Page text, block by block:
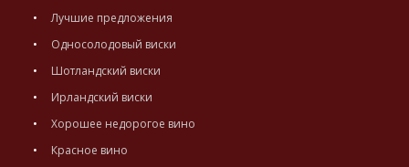
Лучшие предложения
Односолодовый виски
Шотландский виски
Ирландский виски
Хорошее недорогое вино
Красное вино